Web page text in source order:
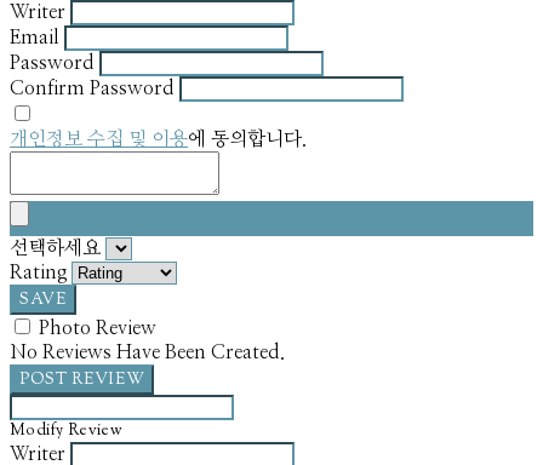
Writer
Email
Password
Confirm Password
개인정보 수집 및 이용에 동의합니다.
선택하세요
Rating
SAVE
Photo Review
No Reviews Have Been Created.
POST REVIEW
Modify Review
Writer